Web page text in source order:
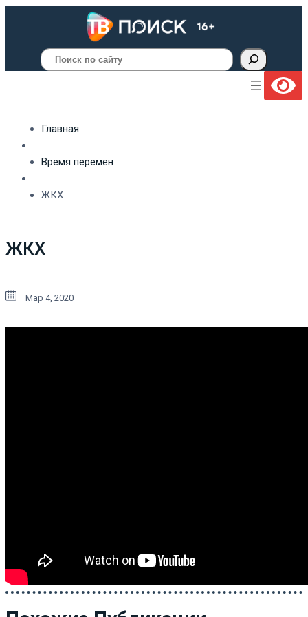
Поиск
Главная
Время перемен
ЖКХ
ЖКХ
Мар 4, 2020